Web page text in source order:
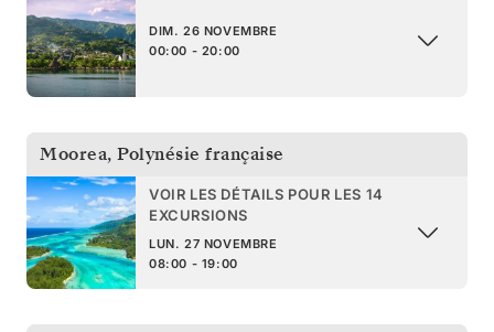
DIM. 26 NOVEMBRE
00:00 - 20:00
Moorea, Polynésie française
VOIR LES DÉTAILS POUR LES 14
EXCURSIONS
LUN. 27 NOVEMBRE
08:00 - 19:00